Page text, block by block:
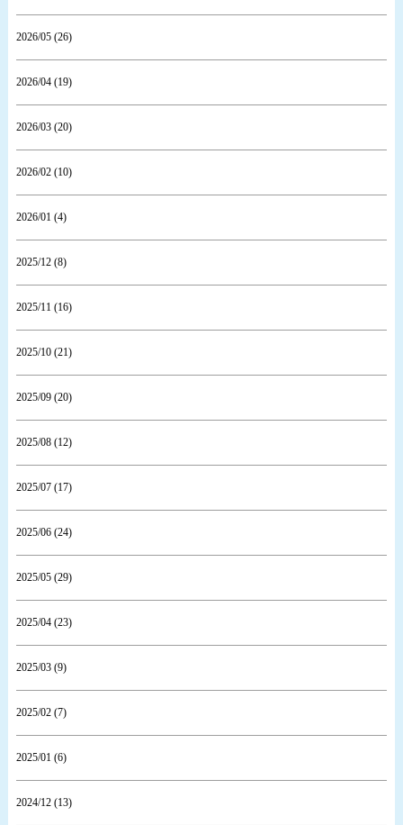
2026/05 (26)
2026/04 (19)
2026/03 (20)
2026/02 (10)
2026/01 (4)
2025/12 (8)
2025/11 (16)
2025/10 (21)
2025/09 (20)
2025/08 (12)
2025/07 (17)
2025/06 (24)
2025/05 (29)
2025/04 (23)
2025/03 (9)
2025/02 (7)
2025/01 (6)
2024/12 (13)